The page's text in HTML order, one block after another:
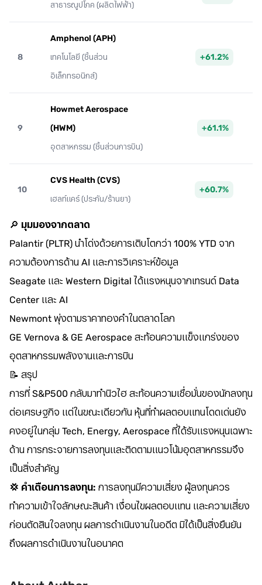
สาธารณูปโภค (ผลิตไฟฟ้า)
8
Amphenol (APH)
เทคโนโลยี (ชิ้นส่วน
อิเล็กทรอนิกส์)
+61.2%
9
Howmet Aerospace
(HWM)
อุตสาหกรรม (ชิ้นส่วนการบิน)
+61.1%
10
CVS Health (CVS)
เฮลท์แคร์ (ประกัน/ร้านยา)
+60.7%
🔎 มุมมองจากตลาด
Palantir (PLTR) นำโด่งด้วยการเติบโตกว่า 100% YTD จาก
ความต้องการด้าน AI และการวิเคราะห์ข้อมูล
Seagate และ Western Digital ได้แรงหนุนจากเทรนด์ Data
Center และ AI
Newmont พุ่งตามราคาทองคำในตลาดโลก
GE Vernova & GE Aerospace สะท้อนความแข็งแกร่งของ
อุตสาหกรรมพลังงานและการบิน
📝 สรุป
การที่ S&P500 กลับมาทำนิวไฮ สะท้อนความเชื่อมั่นของนักลงทุน
ต่อเศรษฐกิจ แต่ในขณะเดียวกัน หุ้นที่ทำผลตอบแทนโดดเด่นยัง
คงอยู่ในกลุ่ม Tech, Energy, Aerospace ที่ได้รับแรงหนุนเฉพาะ
ด้าน การกระจายการลงทุนและติดตามแนวโน้มอุตสาหกรรมจึง
เป็นสิ่งสำคัญ
💢 คำเตือนการลงทุน: การลงทุนมีความเสี่ยง ผู้ลงทุนควร
ทำความเข้าใจลักษณะสินค้า เงื่อนไขผลตอบแทน และความเสี่ยง
ก่อนตัดสินใจลงทุน ผลการดำเนินงานในอดีต มิได้เป็นสิ่งยืนยัน
ถึงผลการดำเนินงานในอนาคต